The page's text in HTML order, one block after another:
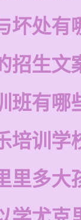
坏处有
招生文
班有哪
培训学
里多大